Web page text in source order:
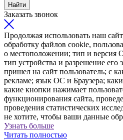
Найти
Заказать звонок
Продолжая использовать наш
обработку файлов cookie,
о местоположении; тип и версия
тип устройства и разрешение его
пришел на сайт пользователь; с
рекламе; язык ОС и Браузера;
какие кнопки нажимает
функционирования сайта,
проведения статистических
не хотите, чтобы ваши данные
Узнать больше
Читать полностью